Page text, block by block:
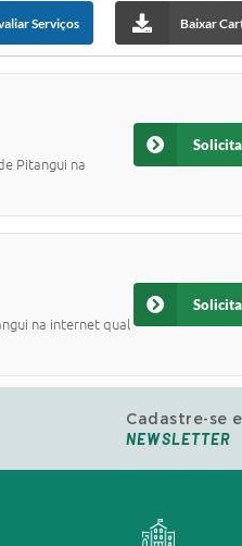
Serviços Baixar
Pitangui na
na internet qual
Cadastre-se
NEWSLETTER